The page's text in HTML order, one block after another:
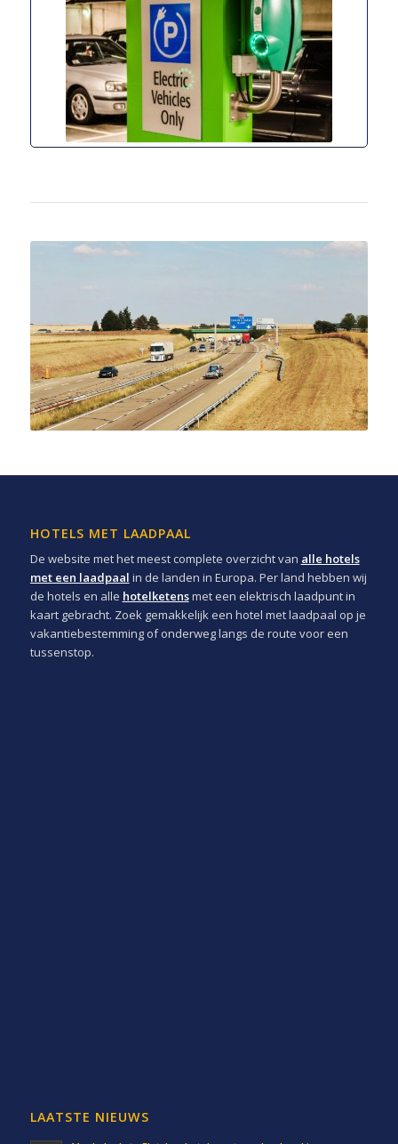
HOTELS MET LAADPAAL
De website met het meest complete overzicht van alle hotels
met een laadpaal in de landen in Europa. Per land hebben wij
de hotels en alle hotelketensmet een elektrisch laadpunt in
kaart gebracht. Zoek gemakkelijk een hotel met laadpaal op je
vakantiebestemming of onderweg langs de route voor een
tussenstop.
LAATSTE NIEUWS